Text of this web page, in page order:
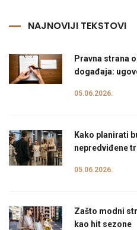
NAJNOVIJI TEKSTOVI
Pravna strana
događaja:
05.06.2026.
Kako planirati
nepredviđene
05.06.2026.
Zašto modni
kao hit sezone